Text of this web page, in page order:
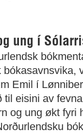
ung í
Emil í
eisini av
og ung økt fyri